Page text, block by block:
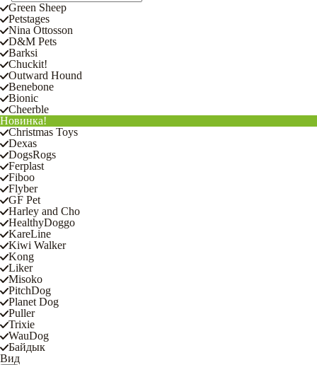
Green Sheep
Petstages
Nina Ottosson
D&M Pets
Barksi
Chuckit!
Outward Hound
Benebone
Bionic
Cheerble
Новинка!
Christmas Toys
Dexas
DogsRogs
Ferplast
Fiboo
Flyber
GF Pet
Harley and Cho
HealthyDoggo
KareLine
Kiwi Walker
Kong
Liker
Misoko
PitchDog
Planet Dog
Puller
Trixie
WauDog
Байдык
Вид